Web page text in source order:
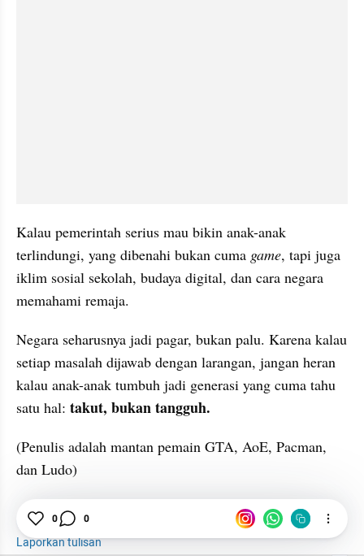
Kalau pemerintah serius mau bikin anak-anak
terlindungi, yang dibenahi bukan cuma game, tapi juga
iklim sosial sekolah, budaya digital, dan cara negara
memahami remaja.
Negara seharusnya jadi pagar, bukan palu. Karena kalau
setiap masalah dijawab dengan larangan, jangan heran
kalau anak-anak tumbuh jadi generasi yang cuma tahu
satu hal: takut, bukan tangguh.
(Penulis adalah mantan pemain GTA, AoE, Pacman,
dan Ludo)
Ledakan Bom
Ekstremisme
Laporkan tulisan
0 0